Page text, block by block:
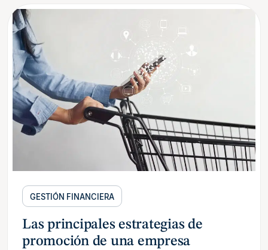
GESTIÓN FINANCIERA
Las principales estrategias de
promoción de una empresa